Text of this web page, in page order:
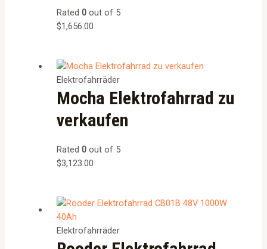
Rated0 out of 5
$1,656.00
Elektrofahrräder
Mocha Elektrofahrrad zu
verkaufen
Rated0 out of 5
$3,123.00
Elektrofahrräder